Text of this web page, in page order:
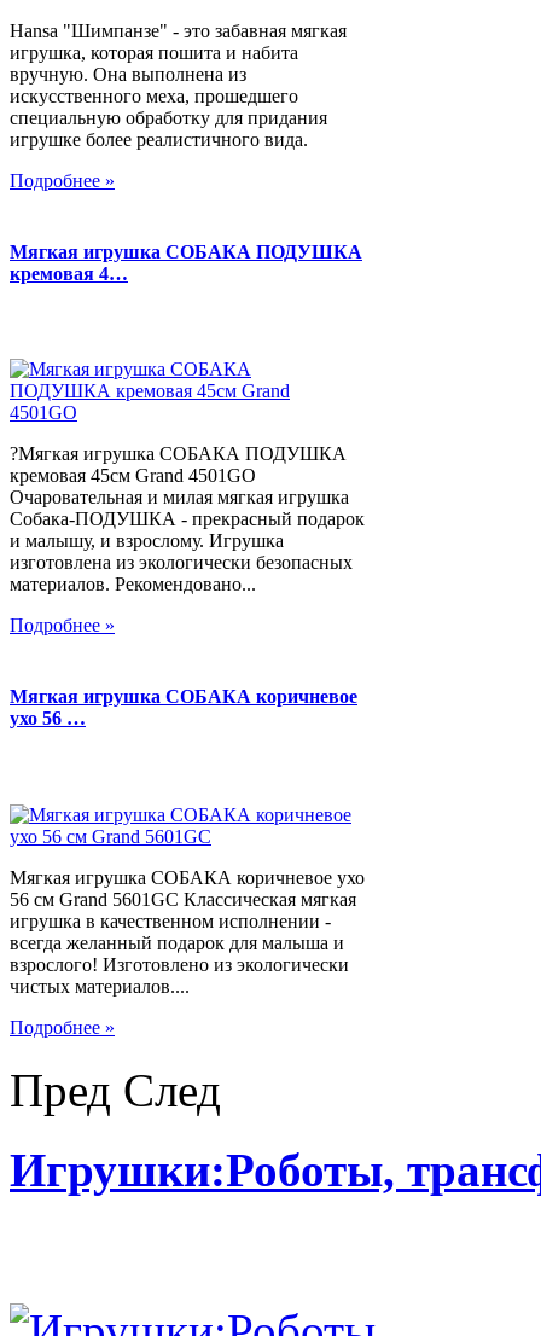
Hansa "Шимпанзе" - это забавная мягкая
игрушка, которая пошита и набита
вручную. Она выполнена из
искусственного меха, прошедшего
специальную обработку для придания
игрушке более реалистичного вида.
Подробнее »
Мягкая игрушка СОБАКА ПОДУШКА
кремовая 4…
?Мягкая игрушка СОБАКА ПОДУШКА
кремовая 45см Grand 4501GO
Очаровательная и милая мягкая игрушка
Собака-ПОДУШКА - прекрасный подарок
и малышу, и взрослому. Игрушка
изготовлена из экологически безопасных
материалов. Рекомендовано...
Подробнее »
Мягкая игрушка СОБАКА коричневое
ухо 56 …
Мягкая игрушка СОБАКА коричневое ухо
56 см Grand 5601GC Классическая мягкая
игрушка в качественном исполнении -
всегда желанный подарок для малыша и
взрослого! Изготовлено из экологически
чистых материалов....
Подробнее »
Пред След
Игрушки:Роботы,